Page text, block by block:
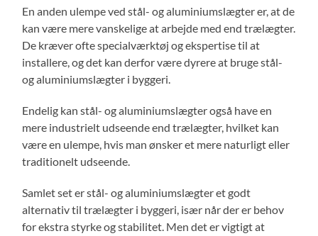
En anden ulempe ved stål- og aluminiumslægter er, at de
kan være mere vanskelige at arbejde med end trælægter.
De kræver ofte specialværktøj og ekspertise til at
installere, og det kan derfor være dyrere at bruge stål-
og aluminiumslægter i byggeri.
Endelig kan stål- og aluminiumslægter også have en
mere industrielt udseende end trælægter, hvilket kan
være en ulempe, hvis man ønsker et mere naturligt eller
traditionelt udseende.
Samlet set er stål- og aluminiumslægter et godt
alternativ til trælægter i byggeri, især når der er behov
for ekstra styrke og stabilitet. Men det er vigtigt at